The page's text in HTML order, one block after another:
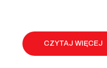
CZYTAJ WIĘCEJ